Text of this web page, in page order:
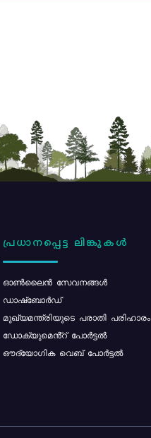
പ്രധാനപ്പെട്ട ലിങ്കുകൾ
ഓൺലൈൻ സേവനങ്ങൾ
ഡാഷ്ബോർഡ്
മുഖ്യമന്ത്രിയുടെ പരാതി പരിഹാരം
ഡോക്യുമെൻ്റ് പോർട്ടൽ
ഔദ്യോഗിക വെബ് പോർട്ടൽ